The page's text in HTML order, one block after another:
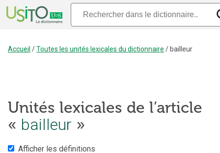
Accueil /Toutes les unités lexicales du dictionnaire / bailleur
Unités lexicales de l’article
« bailleur »
Afficher les définitions